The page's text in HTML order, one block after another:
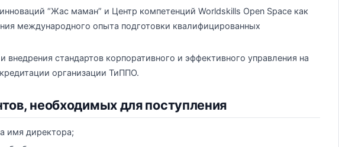
“Жас маман” и Центр компетенций Worldskills Open Space как
международного опыта подготовки квалифицированных
внедрения стандартов корпоративного и эффективного управления на
организации ТиППО.
необходимых для поступления
имя директора;